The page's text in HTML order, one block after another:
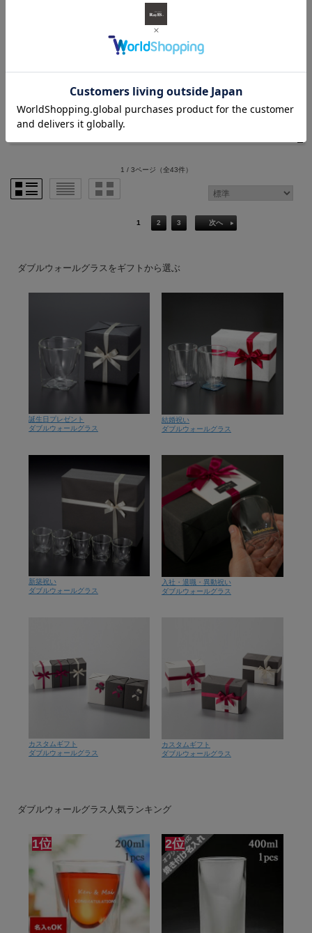
[スプーン・コースター付ギフト] RayES/レイエス ダ
ブルウォールグラス RDS-002 １個入り with SS-
価格： 5,920円(税込)
1 / 3ページ （全43件）
1 2 3 次へ
ダブルウォールグラスをギフトから選ぶ
誕生日プレゼント
ダブルウォールグラス
結婚祝い
ダブルウォールグラス
新築祝い
ダブルウォールグラス
入社・退職・異動祝い
ダブルウォールグラス
カスタムギフト
ダブルウォールグラス
カスタムギフト
ダブルウォールグラス
ダブルウォールグラス人気ランキング
1位 2位